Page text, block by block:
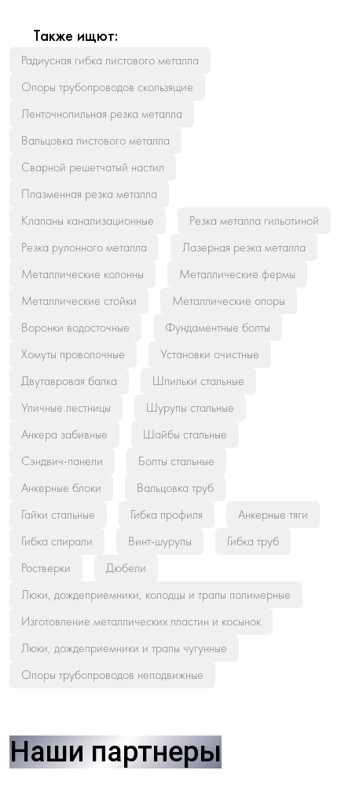
Также ищют:
Радиусная гибка листового металла
Опоры трубопроводов скользящие
Ленточнопильная резка металла
Вальцовка листового металла
Сварной решетчатый настил
Плазменная резка металла
Клапаны канализационные
Резка металла гильотиной
Резка рулонного металла
Лазерная резка металла
Металлические колонны
Металлические фермы
Металлические стойки
Металлические опоры
Воронки водосточные
Фундаментные болты
Хомуты проволочные
Установки очистные
Двутавровая балка
Шпильки стальные
Уличные лестницы
Шурупы стальные
Анкера забивные
Шайбы стальные
Сэндвич-панели
Болты стальные
Анкерные блоки
Вальцовка труб
Гайки стальные
Гибка профиля
Анкерные тяги
Гибка спирали
Винт-шурупы
Гибка труб
Ростверки
Дюбели
Люки, дождеприемники, колодцы и трапы полимерные
Изготовление металлических пластин и косынок
Люки, дождеприемники и трапы чугунные
Опоры трубопроводов неподвижные
Наши партнеры